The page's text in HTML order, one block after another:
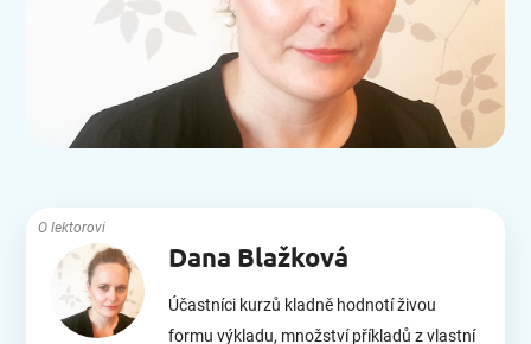
O lektorovi
Dana Blažková
Účastníci kurzů kladně hodnotí živou
formu výkladu, množství příkladů z vlastní